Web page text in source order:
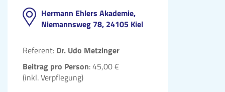
Hermann Ehlers Akademie,
Niemannsweg 78, 24105 Kiel
Referent: Dr. Udo Metzinger
Beitrag pro Person: 45,00 €
(inkl. Verpflegung)